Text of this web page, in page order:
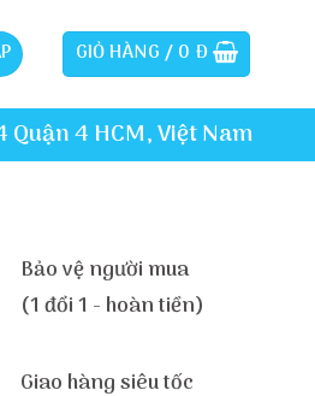
GIỎ HÀNG / 0 Đ
Quận 4 HCM, Việt Nam
Bảo vệ người mua
(1 đổi 1 - hoàn tiền)
Giao hàng siêu tốc